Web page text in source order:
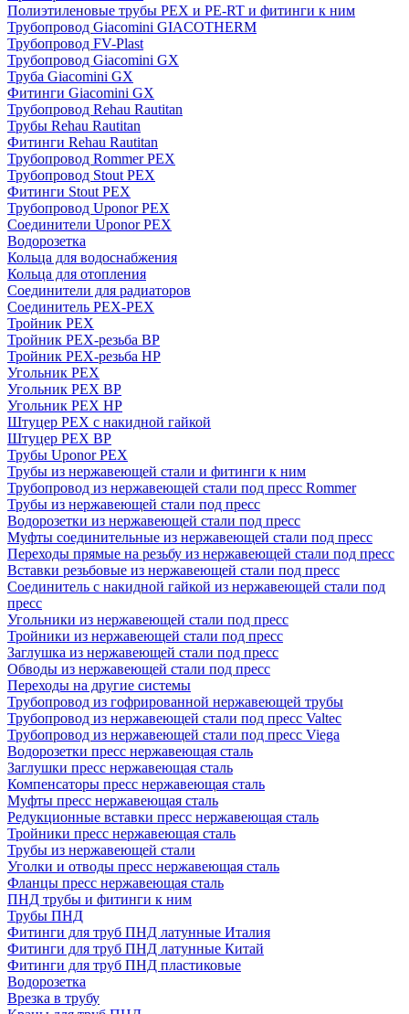
Полиэтиленовые трубы PEX и PE-RT и фитинги к ним
Трубопровод Giacomini GIACOTHERM
Трубопровод FV-Plast
Трубопровод Giacomini GX
Труба Giacomini GX
Фитинги Giacomini GX
Трубопровод Rehau Rautitan
Трубы Rehau Rautitan
Фитинги Rehau Rautitan
Трубопровод Rommer PEX
Трубопровод Stout PEX
Фитинги Stout PEX
Трубопровод Uponor PEX
Соединители Uponor PEX
Водорозетка
Кольца для водоснабжения
Кольца для отопления
Соединители для радиаторов
Соединитель PEX-PEX
Тройник PEX
Тройник PEX-резьба ВР
Тройник PEX-резьба НР
Угольник PEX
Угольник PEX ВР
Угольник PEX НР
Штуцер PEX c накидной гайкой
Штуцер PEX ВР
Трубы Uponor PEX
Трубы из нержавеющей стали и фитинги к ним
Трубопровод из нержавеющей стали под пресс Rommer
Трубы из нержавеющей стали под пресс
Водорозетки из нержавеющей стали под пресс
Муфты соединительные из нержавеющей стали под пресс
Переходы прямые на резьбу из нержавеющей стали под пресс
Вставки резьбовые из нержавеющей стали под пресс
Соединитель с накидной гайкой из нержавеющей стали под
пресс
Угольники из нержавеющей стали под пресс
Тройники из нержавеющей стали под пресс
Заглушка из нержавеющей стали под пресс
Обводы из нержавеющей стали под пресс
Переходы на другие системы
Трубопровод из гофрированной нержавеющей трубы
Трубопровод из нержавеющей стали под пресс Valtec
Трубопровод из нержавеющей стали под пресс Viega
Водорозетки пресс нержавеющая сталь
Заглушки пресс нержавеющая сталь
Компенсаторы пресс нержавеющая сталь
Муфты пресс нержавеющая сталь
Редукционные вставки пресс нержавеющая сталь
Тройники пресс нержавеющая сталь
Трубы из нержавеющей стали
Уголки и отводы пресс нержавеющая сталь
Фланцы пресс нержавеющая сталь
ПНД трубы и фитинги к ним
Трубы ПНД
Фитинги для труб ПНД латунные Италия
Фитинги для труб ПНД латунные Китай
Фитинги для труб ПНД пластиковые
Водорозетка
Врезка в трубу